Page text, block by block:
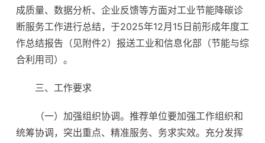
成质量、数据分析、企业反馈等方面对工业节能降碳诊
断服务工作进行总结，于2025年12月15日前形成年度工
作总结报告（见附件2）报送工业和信息化部（节能与综
合利用司）。
三、工作要求
（一）加强组织协调。推荐单位要加强工作组织和
统筹协调，突出重点、精准服务、务求实效。充分发挥